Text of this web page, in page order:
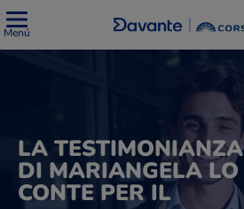
Menú
LA TESTIMONIANZA
DI MARIANGELA LO
CONTE PER IL